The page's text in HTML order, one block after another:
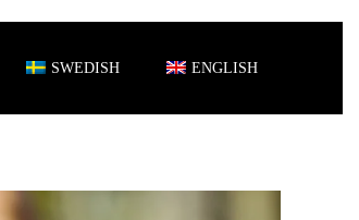
SWEDISH ENGLISH